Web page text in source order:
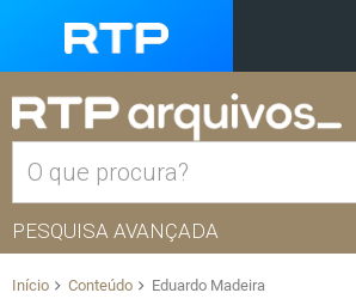
PESQUISA AVANÇADA
Início Conteúdo Eduardo Madeira